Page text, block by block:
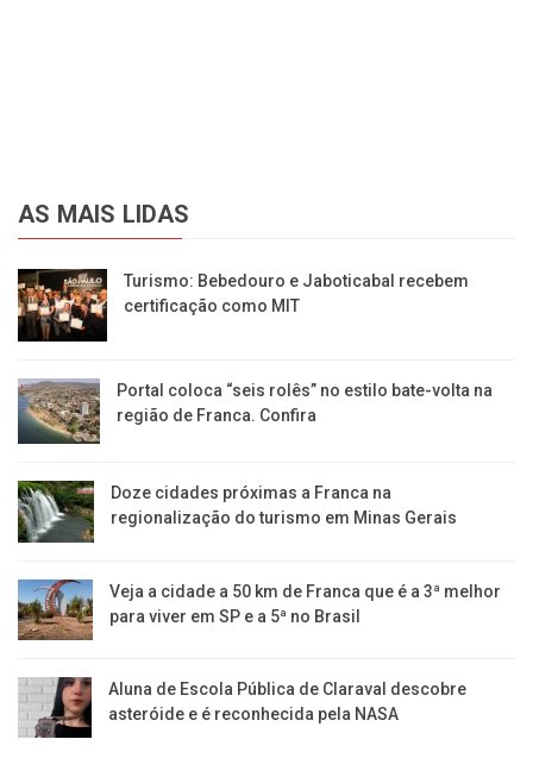
AS MAIS LIDAS
Turismo: Bebedouro e Jaboticabal recebem
certificação como MIT
Portal coloca “seis rolês” no estilo bate-volta na
região de Franca. Confira
​Doze cidades próximas a Franca na
regionalização do turismo em Minas Gerais
Veja a cidade a 50 km de Franca que é a 3ª melhor
para viver em SP e a 5ª no Brasil
Aluna de Escola Pública de Claraval descobre
asteróide e é reconhecida pela NASA